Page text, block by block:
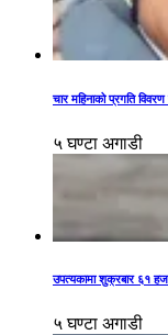
चार महिनाको प्रगति
५ घण्टा अगाडी
उपत्यकामा शुक्रबार ६१
५ घण्टा अगाडी